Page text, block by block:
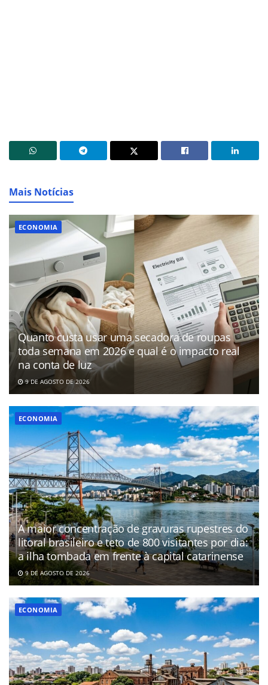
Mais Notícias
ECONOMIA
Quanto custa usar uma secadora de roupas
toda semana em 2026 e qual é o impacto real
na conta de luz
9 DE AGOSTO DE 2026
ECONOMIA
A maior concentração de gravuras rupestres do
litoral brasileiro e teto de 800 visitantes por dia:
a ilha tombada em frente à capital catarinense
9 DE AGOSTO DE 2026
ECONOMIA